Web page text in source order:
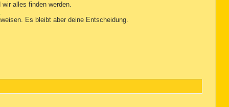
alles finden werden.
Es bleibt aber deine Entscheidung.